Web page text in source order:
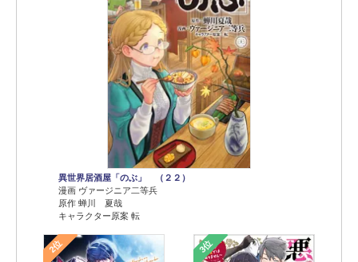
異世界居酒屋「のぶ」 （２２）
漫画 ヴァージニア二等兵
原作 蝉川 夏哉
キャラクター原案 転
2位 3位